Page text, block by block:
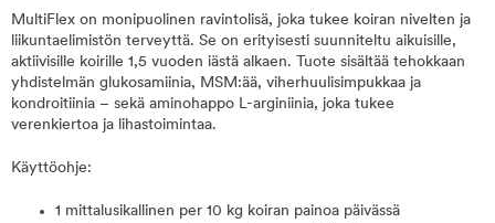
MultiFlex on monipuolinen ravintolisä, joka tukee koiran nivelten ja
liikuntaelimistön terveyttä. Se on erityisesti suunniteltu aikuisille,
aktiivisille koirille 1,5 vuoden iästä alkaen. Tuote sisältää tehokkaan
yhdistelmän glukosamiinia, MSM:ää, viherhuulisimpukkaa ja
kondroitiinia – sekä aminohappo L-arginiinia, joka tukee
verenkiertoa ja lihastoimintaa.
Käyttöohje:
1 mittalusikallinen per 10 kg koiran painoa päivässä